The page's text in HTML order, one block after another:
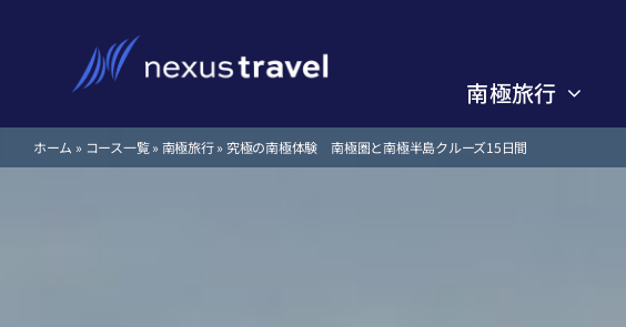
南極旅行
南極旅行
ホーム » コース一覧»南極旅行» 究極の南極体験 南極圏と南極半島クルーズ15日間